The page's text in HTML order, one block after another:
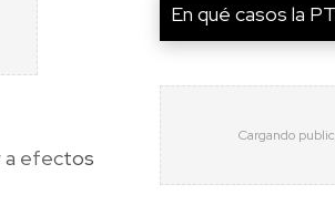
a efectos
En qué casos la